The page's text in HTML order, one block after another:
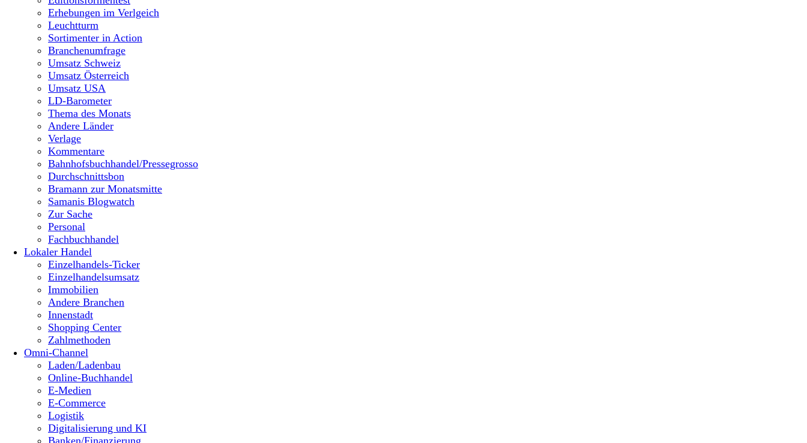
Erhebungen im Verlgeich
Leuchtturm
Sortimenter in Action
Branchenumfrage
Umsatz Schweiz
Umsatz Österreich
Umsatz USA
LD-Barometer
Thema des Monats
Andere Länder
Verlage
Kommentare
Bahnhofsbuchhandel/Pressegrosso
Durchschnittsbon
Bramann zur Monatsmitte
Samanis Blogwatch
Zur Sache
Personal
Fachbuchhandel
Lokaler Handel
Einzelhandels-Ticker
Einzelhandelsumsatz
Immobilien
Andere Branchen
Innenstadt
Shopping Center
Zahlmethoden
Omni-Channel
Laden/Ladenbau
Online-Buchhandel
E-Medien
E-Commerce
Logistik
Digitalisierung und KI
Banken/Finanzierung